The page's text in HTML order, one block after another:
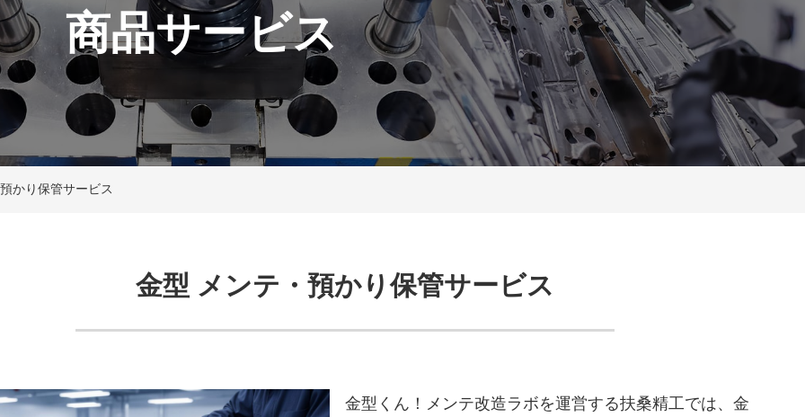
商品サービス
かり保管サービス
金型 メンテ・預かり保管サービス
金型くん！メンテ改造ラボを運営する扶桑精工では、金